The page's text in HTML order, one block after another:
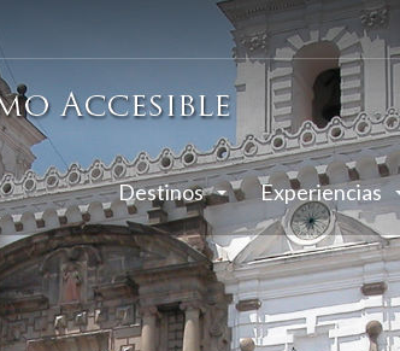
Destinos Experiencias